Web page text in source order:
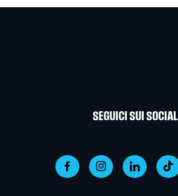
SEGUICI SUI SOCIAL